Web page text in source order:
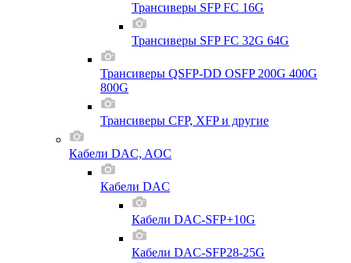
Трансиверы SFP FC 16G
Трансиверы SFP FC 32G 64G
Трансиверы QSFP-DD OSFP 200G 400G
800G
Трансиверы CFP, XFP и другие
Кабели DAC, AOC
Кабели DAC
Кабели DAC-SFP+10G
Кабели DAC-SFP28-25G